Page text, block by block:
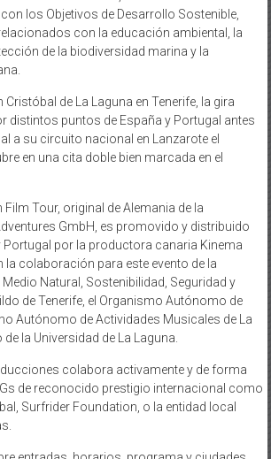
los Objetivos de Desarrollo Sostenible,
con la educación ambiental, la
de la biodiversidad marina y la
de La Laguna en Tenerife, la gira
distintos puntos de España y Portugal antes
a su circuito nacional en Lanzarote el
en una cita doble bien marcada en el
Film Tour, original de Alemania de la
GmbH, es promovido y distribuido
Portugal por la productora canaria Kinema
colaboración para este evento de la
Natural, Sostenibilidad, Seguridad y
de Tenerife, el Organismo Autónomo de
Autónomo de Actividades Musicales de La
de la Universidad de La Laguna.
colabora activamente y de forma
de reconocido prestigio internacional como
Surfrider Foundation, o la entidad local